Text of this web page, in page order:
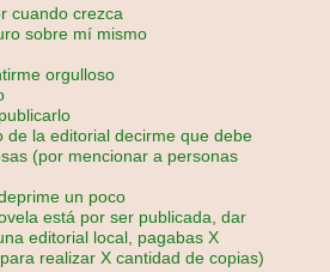
cuando crezca
sobre mí mismo
orgulloso
de la editorial decirme que debe
(por mencionar a personas
un poco
está por ser publicada, dar
editorial local, pagabas X
realizar X cantidad de copias)